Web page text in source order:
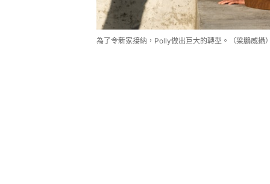
為了令新家接納，Polly做出巨大的轉型。（梁鵬威攝